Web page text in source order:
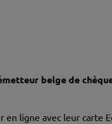
belge de
ligne avec leur carte